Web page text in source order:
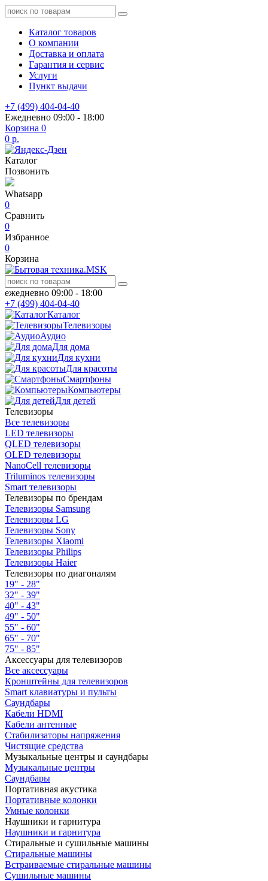
Каталог товаров
О компании
Доставка и оплата
Гарантия и сервис
Услуги
Пункт выдачи
+7 (499) 404-04-40
Ежедневно 09:00 - 18:00
Корзина 0
0 р.
Каталог
Позвонить
Whatsapp
0
Сравнить
0
Избранное
0
Корзина
ежедневно 09:00 - 18:00
+7 (499) 404-04-40
Каталог
Телевизоры
Аудио
Для дома
Для кухни
Для красоты
Смартфоны
Компьютеры
Для детей
Телевизоры
Все телевизоры
LED телевизоры
QLED телевизоры
OLED телевизоры
NanoCell телевизоры
Triluminos телевизоры
Smart телевизоры
Телевизоры по брендам
Телевизоры Samsung
Телевизоры LG
Телевизоры Sony
Телевизоры Xiaomi
Телевизоры Philips
Телевизоры Haier
Телевизоры по диагоналям
19" - 28"
32" - 39"
40" - 43"
49" - 50"
55" - 60"
65" - 70"
75" - 85"
Аксессуары для телевизоров
Все аксессуары
Кронштейны для телевизоров
Smart клавиатуры и пульты
Саундбары
Кабели HDMI
Кабели антенные
Стабилизаторы напряжения
Чистящие средства
Музыкальные центры и саундбары
Музыкальные центры
Саундбары
Портативная акустика
Портативные колонки
Умные колонки
Наушники и гарнитура
Наушники и гарнитура
Стиральные и сушильные машины
Стиральные машины
Встраиваемые стиральные машины
Сушильные машины